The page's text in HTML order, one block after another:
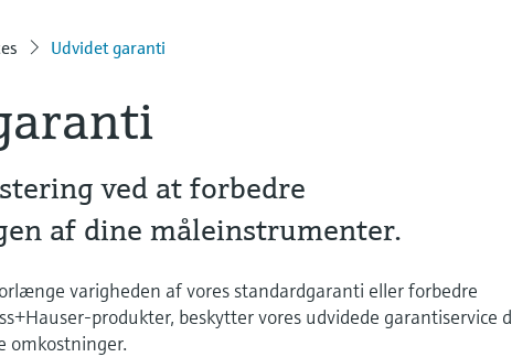
Udvidet garanti
ved at forbedre
af dine måleinstrumenter.
varigheden af vores standardgaranti eller forbedre
produkter, beskytter vores udvidede garantiservice
omkostninger.